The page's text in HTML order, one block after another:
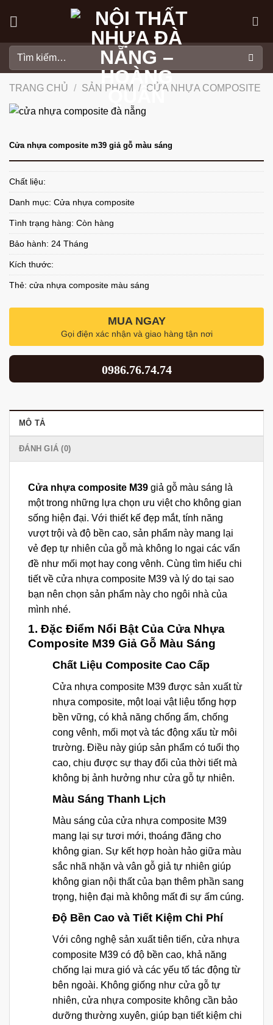
kiếm:
TRANG CHỦ / SẢN PHẨM / CỬA NHỰA COMPOSITE
Cửa nhựa composite m39 giả gỗ màu sáng
Chất liệu:
Danh mục: Cửa nhựa composite
Tình trạng hàng: Còn hàng
Bảo hành: 24 Tháng
Kích thước:
Thẻ: cửa nhựa composite màu sáng
MUA NGAY
Gọi điện xác nhận và giao hàng tận nơi
0986.76.74.74
MÔ TẢ
ĐÁNH GIÁ (0)
Cửa nhựa composite M39 giả gỗ màu sáng là
một trong những lựa chọn ưu việt cho không gian
sống hiện đại. Với thiết kế đẹp mắt, tính năng
vượt trội và độ bền cao, sản phẩm này mang lại
vẻ đẹp tự nhiên của gỗ mà không lo ngại các vấn
đề như mối mọt hay cong vênh. Cùng tìm hiểu chi
tiết về cửa nhựa composite M39 và lý do tại sao
bạn nên chọn sản phẩm này cho ngôi nhà của
mình nhé.
1. Đặc Điểm Nổi Bật Của Cửa Nhựa
Composite M39 Giả Gỗ Màu Sáng
Chất Liệu Composite Cao Cấp
Cửa nhựa composite M39 được sản xuất từ
nhựa composite, một loại vật liệu tổng hợp
bền vững, có khả năng chống ẩm, chống
cong vênh, mối mọt và tác động xấu từ môi
trường. Điều này giúp sản phẩm có tuổi thọ
cao, chịu được sự thay đổi của thời tiết mà
không bị ảnh hưởng như cửa gỗ tự nhiên.
Màu Sáng Thanh Lịch
Màu sáng của cửa nhựa composite M39
mang lại sự tươi mới, thoáng đãng cho
không gian. Sự kết hợp hoàn hảo giữa màu
sắc nhã nhặn và vân gỗ giả tự nhiên giúp
không gian nội thất của bạn thêm phần sang
trọng, hiện đại mà không mất đi sự ấm cúng.
Độ Bền Cao và Tiết Kiệm Chi Phí
Với công nghệ sản xuất tiên tiến, cửa nhựa
composite M39 có độ bền cao, khả năng
chống lại mưa gió và các yếu tố tác động từ
bên ngoài. Không giống như cửa gỗ tự
nhiên, cửa nhựa composite không cần bảo
dưỡng thường xuyên, giúp bạn tiết kiệm chi